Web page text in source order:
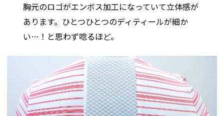
胸元のロゴがエンボス加工になっていて立体感が
あります。ひとつひとつのディティールが細か
い…！と思わず唸るほど。